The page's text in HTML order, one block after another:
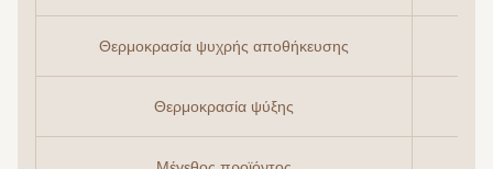
Θερμοκρασία ψυχρής αποθήκευσης
Θερμοκρασία ψύξης